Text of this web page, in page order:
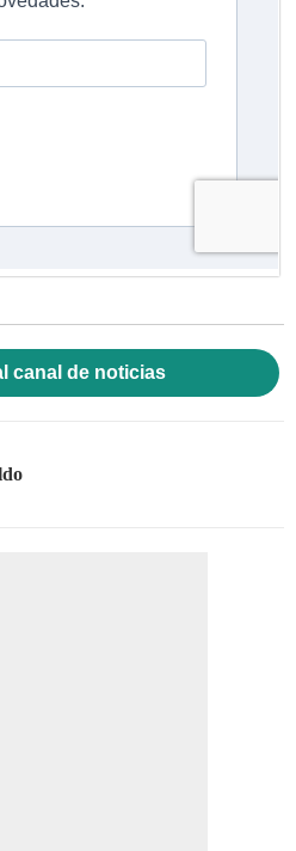
canal de noticias